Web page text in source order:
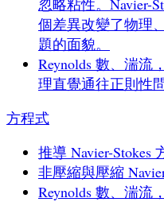
忽略粘性。Navier-
個差異改變了物理
題的面貌。
Reynolds 數、湍流
理直覺通往正則性
方程式
推導 Navier-Stokes
非壓縮與壓縮
Reynolds 數、湍流